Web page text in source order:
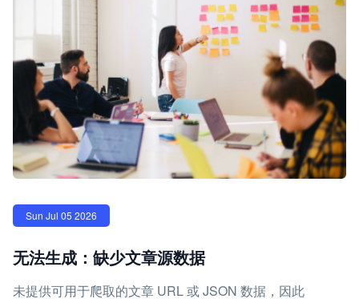
Sun Jul 05 2026
无法生成：缺少文章源数据
未提供可用于爬取的文章 URL 或 JSON 数据，因此